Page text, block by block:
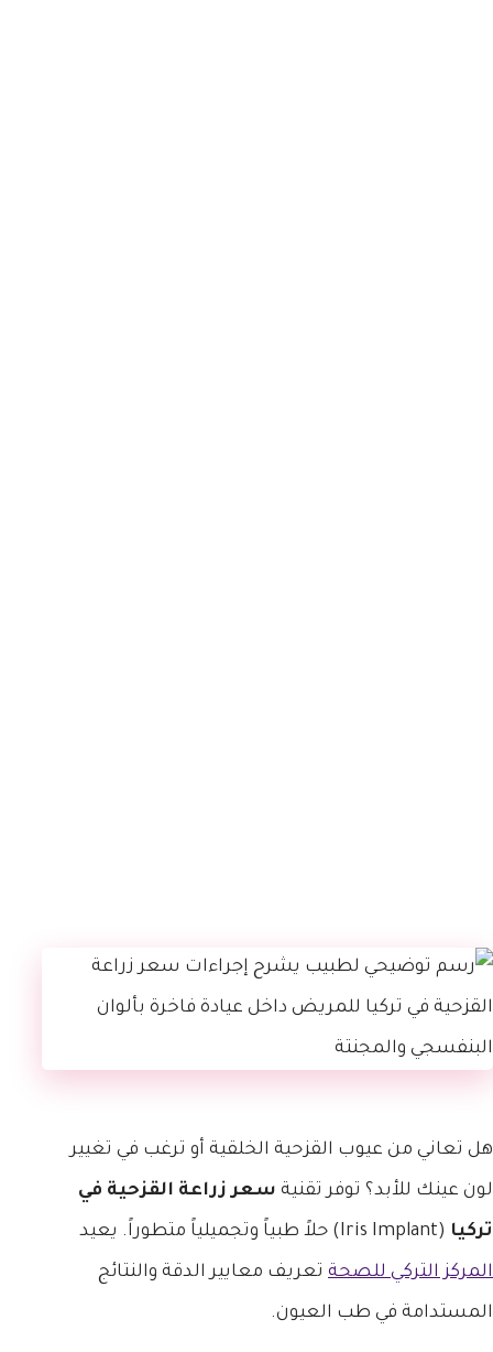
هل تعاني من عيوب القزحية الخلقية أو ترغب في تغيير
لون عينك للأبد؟ توفر تقنية سعر زراعة القزحية في
تركيا (Iris Implant) حلاً طبياً وتجميلياً متطوراً. يعيد
المركز التركي للصحة تعريف معايير الدقة والنتائج
المستدامة في طب العيون.